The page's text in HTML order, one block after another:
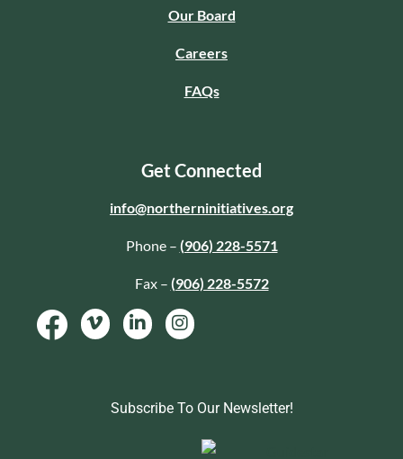
Our Board
Careers
FAQs
Get Connected
info@northerninitiatives.org
Phone – (906) 228-5571
Fax – (906) 228-5572
Subscribe To Our Newsletter!